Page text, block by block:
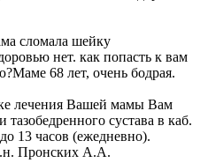
сломала шейку
нет. как попасть к вам
68 лет, очень бодрая.
лечения Вашей мамы Вам
сустава в каб.
13 часов (ежедневно).
Пронских А.А.